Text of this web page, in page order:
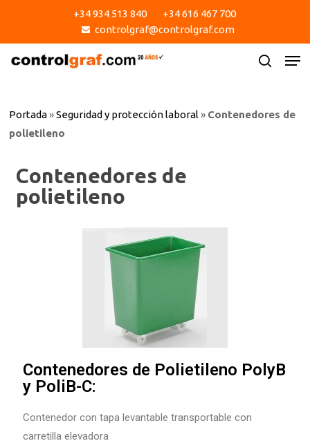
main
content
+34 934 513 840
+34 616 467 700
controlgraf@controlgraf.com
Portada»Seguridad y protección laboral » Contenedores de
polietileno
Contenedores de
polietileno
Contenedores de Polietileno PolyB
y PoliB-C:
Contenedor con tapa levantable transportable con
carretilla elevadora